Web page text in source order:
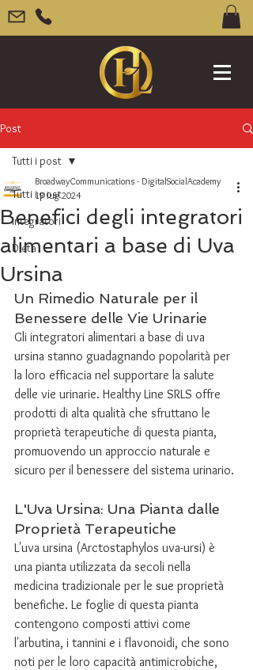
Post
Tutti i post
Integratori
Dieta
Tutti i post
Benefici degli integratori
alimentari a base di Uva
Ursina
BroadwayCommunications - DigitalSocialAcademy
19 lug 2024
Un Rimedio Naturale per il
Benessere delle Vie Urinarie
Gli integratori alimentari a base di uva
ursina stanno guadagnando popolarità per
la loro efficacia nel supportare la salute
delle vie urinarie. Healthy Line SRLS offre
prodotti di alta qualità che sfruttano le
proprietà terapeutiche di questa pianta,
promuovendo un approccio naturale e
sicuro per il benessere del sistema urinario.
L'Uva Ursina: Una Pianta dalle
Proprietà Terapeutiche
L'uva ursina (Arctostaphylos uva-ursi) è
una pianta utilizzata da secoli nella
medicina tradizionale per le sue proprietà
benefiche. Le foglie di questa pianta
contengono composti attivi come
l'arbutina, i tannini e i flavonoidi, che sono
noti per le loro capacità antimicrobiche,